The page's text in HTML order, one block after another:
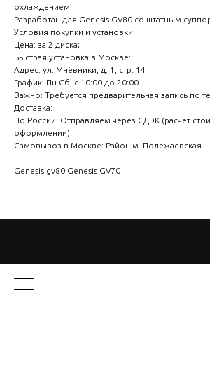
охлаждением
Разработан для Genesis GV80 со штатным
Условия покупки и установки:
Цена: за 2 диска;
Быстрая установка в Москве:
Адрес: ул. Мнёвники, д. 1, стр. 14
График: Пн-Сб, с 10:00 до 20:00
Важно: Требуется предварительная запись по
Доставка:
По России: Отправляем через СДЭК (расчет
оформлении).
Самовывоз в Москве: Район м. Полежаевская.
Genesis gv80 Genesis GV70